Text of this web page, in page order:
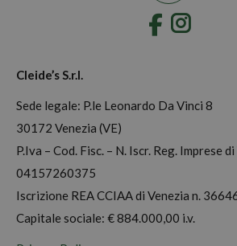
Instagram
Cleide’s S.r.l.
Sede legale: P.le Leonardo Da Vinci 8
30172 Venezia (VE)
P.Iva – Cod. Fisc. – N. Iscr. Reg. Imprese
04157260375
Iscrizione REA CCIAA di Venezia n.
Capitale sociale: € 884.000,00 i.v.